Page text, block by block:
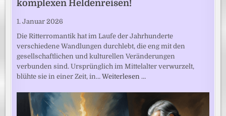
komplexen Heldenreisen!
1. Januar 2026
Die Ritterromantik hat im Laufe der Jahrhunderte
verschiedene Wandlungen durchlebt, die eng mit den
gesellschaftlichen und kulturellen Veränderungen
verbunden sind. Ursprünglich im Mittelalter verwurzelt,
blühte sie in einer Zeit, in…Weiterlesen …